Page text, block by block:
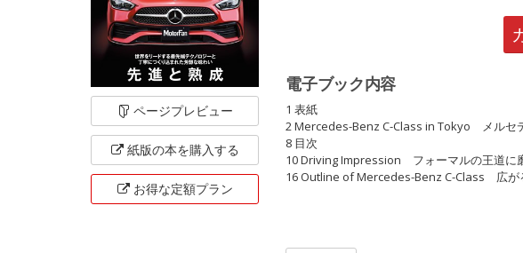
ページプレビュー
紙版の本を購入する
お得な定額プラン
電子ブック内容
1 表紙
2 Mercedes-Benz C-Class in Tokyo メルセ
8 目次
10 Driving Impression フォーマルの王道に
16 Outline of Mercedes-Benz C-Class 広が